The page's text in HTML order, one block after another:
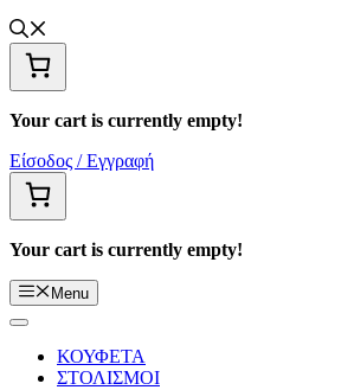
Your cart is currently empty!
Είσοδος / Εγγραφή
Your cart is currently empty!
Menu
ΚΟΥΦΕΤΑ
ΣΤΟΛΙΣΜΟΙ